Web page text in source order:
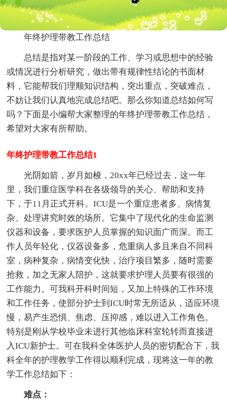
年终护理带教工作总结
总结是指对某一阶段的工作、学习或思想中的经验
或情况进行分析研究，做出带有规律性结论的书面材
料，它能帮我们理顺知识结构，突出重点，突破难点，
不妨让我们认真地完成总结吧。那么你知道总结如何写
吗？下面是小编帮大家整理的年终护理带教工作总结，
希望对大家有所帮助。
年终护理带教工作总结1
光阴如箭，岁月如梭，20xx年已经过去，这一年
里，我们重症医学科在各级领导的关心、帮助和支持
下，于11月正式开科。ICU是一个重症患者多、病情复
杂、处理讲究时效的场所。它集中了现代化的生命监测
仪器和设备，要求医护人员掌握的知识面广而深。而工
作人员年轻化，仪器设备多，危重病人多且来自不同科
室，病种复杂，病情变化快，治疗项目繁多，随时需要
抢救，加之无家人陪护，这就要求护理人员要有很强的
工作能力。可我科开科时间短，又加上特殊的工作环境
和工作任务，使部分护士到ICU时常无所适从，适应环境
慢，易产生恐惧、焦虑、压抑感，难以进入工作角色。
特别是刚从学校毕业未进行其他临床科室轮转而直接进
入ICU新护士。可在我科全体医护人员的密切配合下，我
科全年的护理教学工作得以顺利完成，现将这一年的教
学工作总结如下：
难点：